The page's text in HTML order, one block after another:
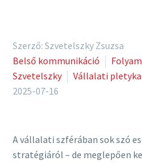
Szerző: Szvetelszky Zsuzsa
Belső kommunikáció
Szvetelszky
Vállalati
2025-07-16
A vállalati szférában sok szó
stratégiáról – de meglepően